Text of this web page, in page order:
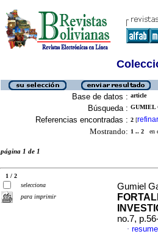
Base de datos : article
Búsqueda : GUMIEL
Referencias encontradas : 2 [refinar
Mostrando: 1 .. 2 en
página 1 de 1
1 / 2
selecciona
para imprimir
Gumiel
no.7,
·